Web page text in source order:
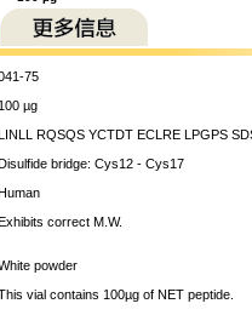
75
100 µg
RQSQS YCTDT ECLRE LPGPS
bridge: Cys12 - Cys17
correct M.W.
powder
vial contains 100µg of NET peptide.